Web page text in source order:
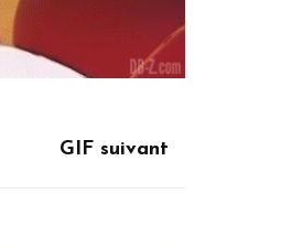
GIF suivant